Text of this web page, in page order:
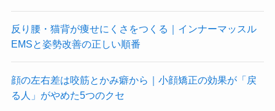
反り腰・猫背が痩せにくさをつくる｜インナーマッスル
EMSと姿勢改善の正しい順番
顔の左右差は咬筋とかみ癖から｜小顔矯正の効果が「戻
る人」がやめた5つのクセ